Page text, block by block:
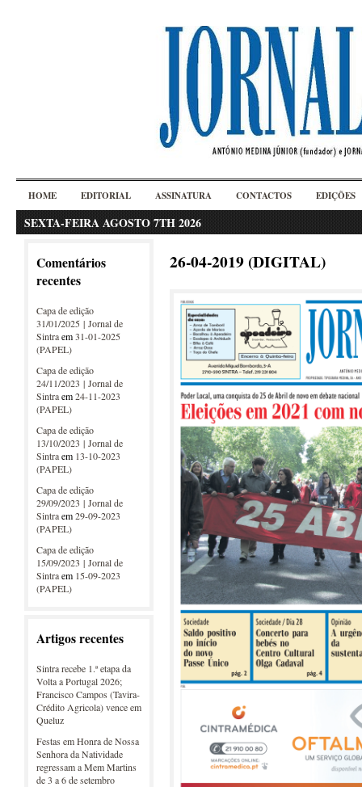
HOME EDITORIAL ASSINATURA CONTACTOS EDIÇÕES
SEXTA-FEIRA AGOSTO 7TH 2026
Comentários
recentes
Capa de edição
31/01/2025 | Jornal de
Sintraem31-01-2025
(PAPEL)
Capa de edição
24/11/2023 | Jornal de
Sintraem24-11-2023
(PAPEL)
Capa de edição
13/10/2023 | Jornal de
Sintraem 13-10-2023
(PAPEL)
Capa de edição
29/09/2023 | Jornal de
Sintraem29-09-2023
(PAPEL)
Capa de edição
15/09/2023 | Jornal de
Sintraem 15-09-2023
(PAPEL)
Artigos recentes
Sintra recebe 1.ª etapa da
Volta a Portugal 2026;
Francisco Campos (Tavira-
Crédito Agricola) vence em
Queluz
Festas em Honra de Nossa
Senhora da Natividade
regressam a Mem Martins
de 3 a 6 de setembro
26-04-2019 (DIGITAL)